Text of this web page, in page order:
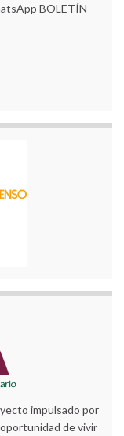
BOLETÍN
impulsado por
de vivir